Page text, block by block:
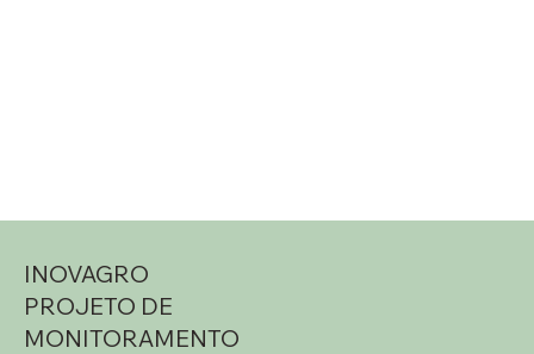
INOVAGRO
PROJETO DE
MONITORAMENTO